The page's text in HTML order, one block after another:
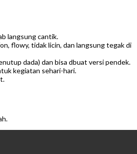
langsung cantik.
flowy, tidak licin, dan langsung tegak di
dada) dan bisa dbuat versi pendek.
kegiatan sehari-hari.